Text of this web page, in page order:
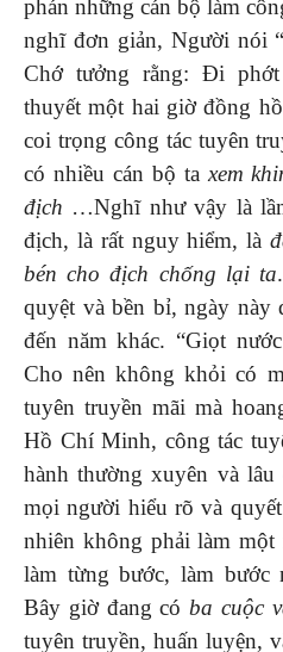
phán những cán bộ làm
nghĩ đơn giản, Người nói “
Chớ tưởng rằng: Đi
thuyết một hai giờ đồng
coi trọng công tác tuyên
có nhiều cán bộ ta xem
địch …Nghĩ như vậy là
địch, là rất nguy hiểm, là
bén cho địch chống lại ta
quyệt và bền bỉ, ngày này
đến năm khác. “Giọt
Cho nên không khỏi có
tuyên truyền mãi mà
Hồ Chí Minh, công tác
hành thường xuyên và
mọi người hiểu rõ và
nhiên không phải làm
làm từng bước, làm bước
Bây giờ đang cóba cuộc
tuyên truyền, huấn luyện,